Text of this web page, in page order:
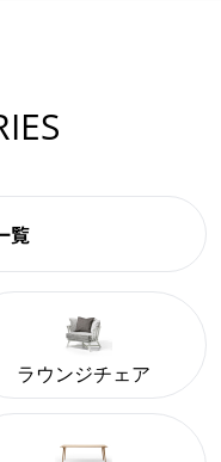
覧
ラウンジチェア